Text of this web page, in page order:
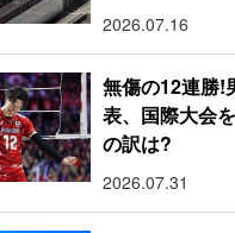
2026.07.16
無傷の12連勝!
表、国際大会
の訳は?
2026.07.31